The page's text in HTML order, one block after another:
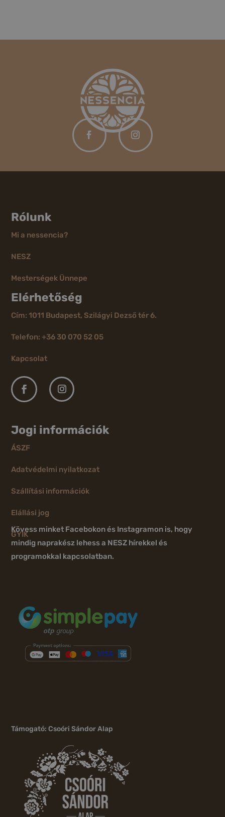
Rólunk
Mi a nessencia?
NESZ
Mesterségek Ünnepe
Elérhetőség
Cím: 1011 Budapest, Szilágyi Dezső tér 6.
Telefon: +36 30 070 52 05
Kapcsolat
Jogi információk
ÁSZF
Adatvédelmi nyilatkozat
Szállítási információk
Elállási jog
GYIK
Kövess minket Facebokon és Instagramon is, hogy
mindig naprakész lehess a NESZ hírekkel és
programokkal kapcsolatban.
Támogató: Csoóri Sándor Alap